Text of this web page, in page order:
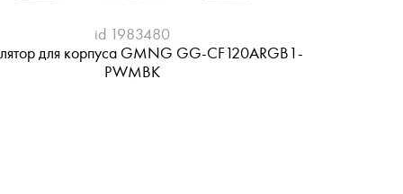
id 1983480
для корпуса GMNG GG-CF120ARGB1-
PWMBK